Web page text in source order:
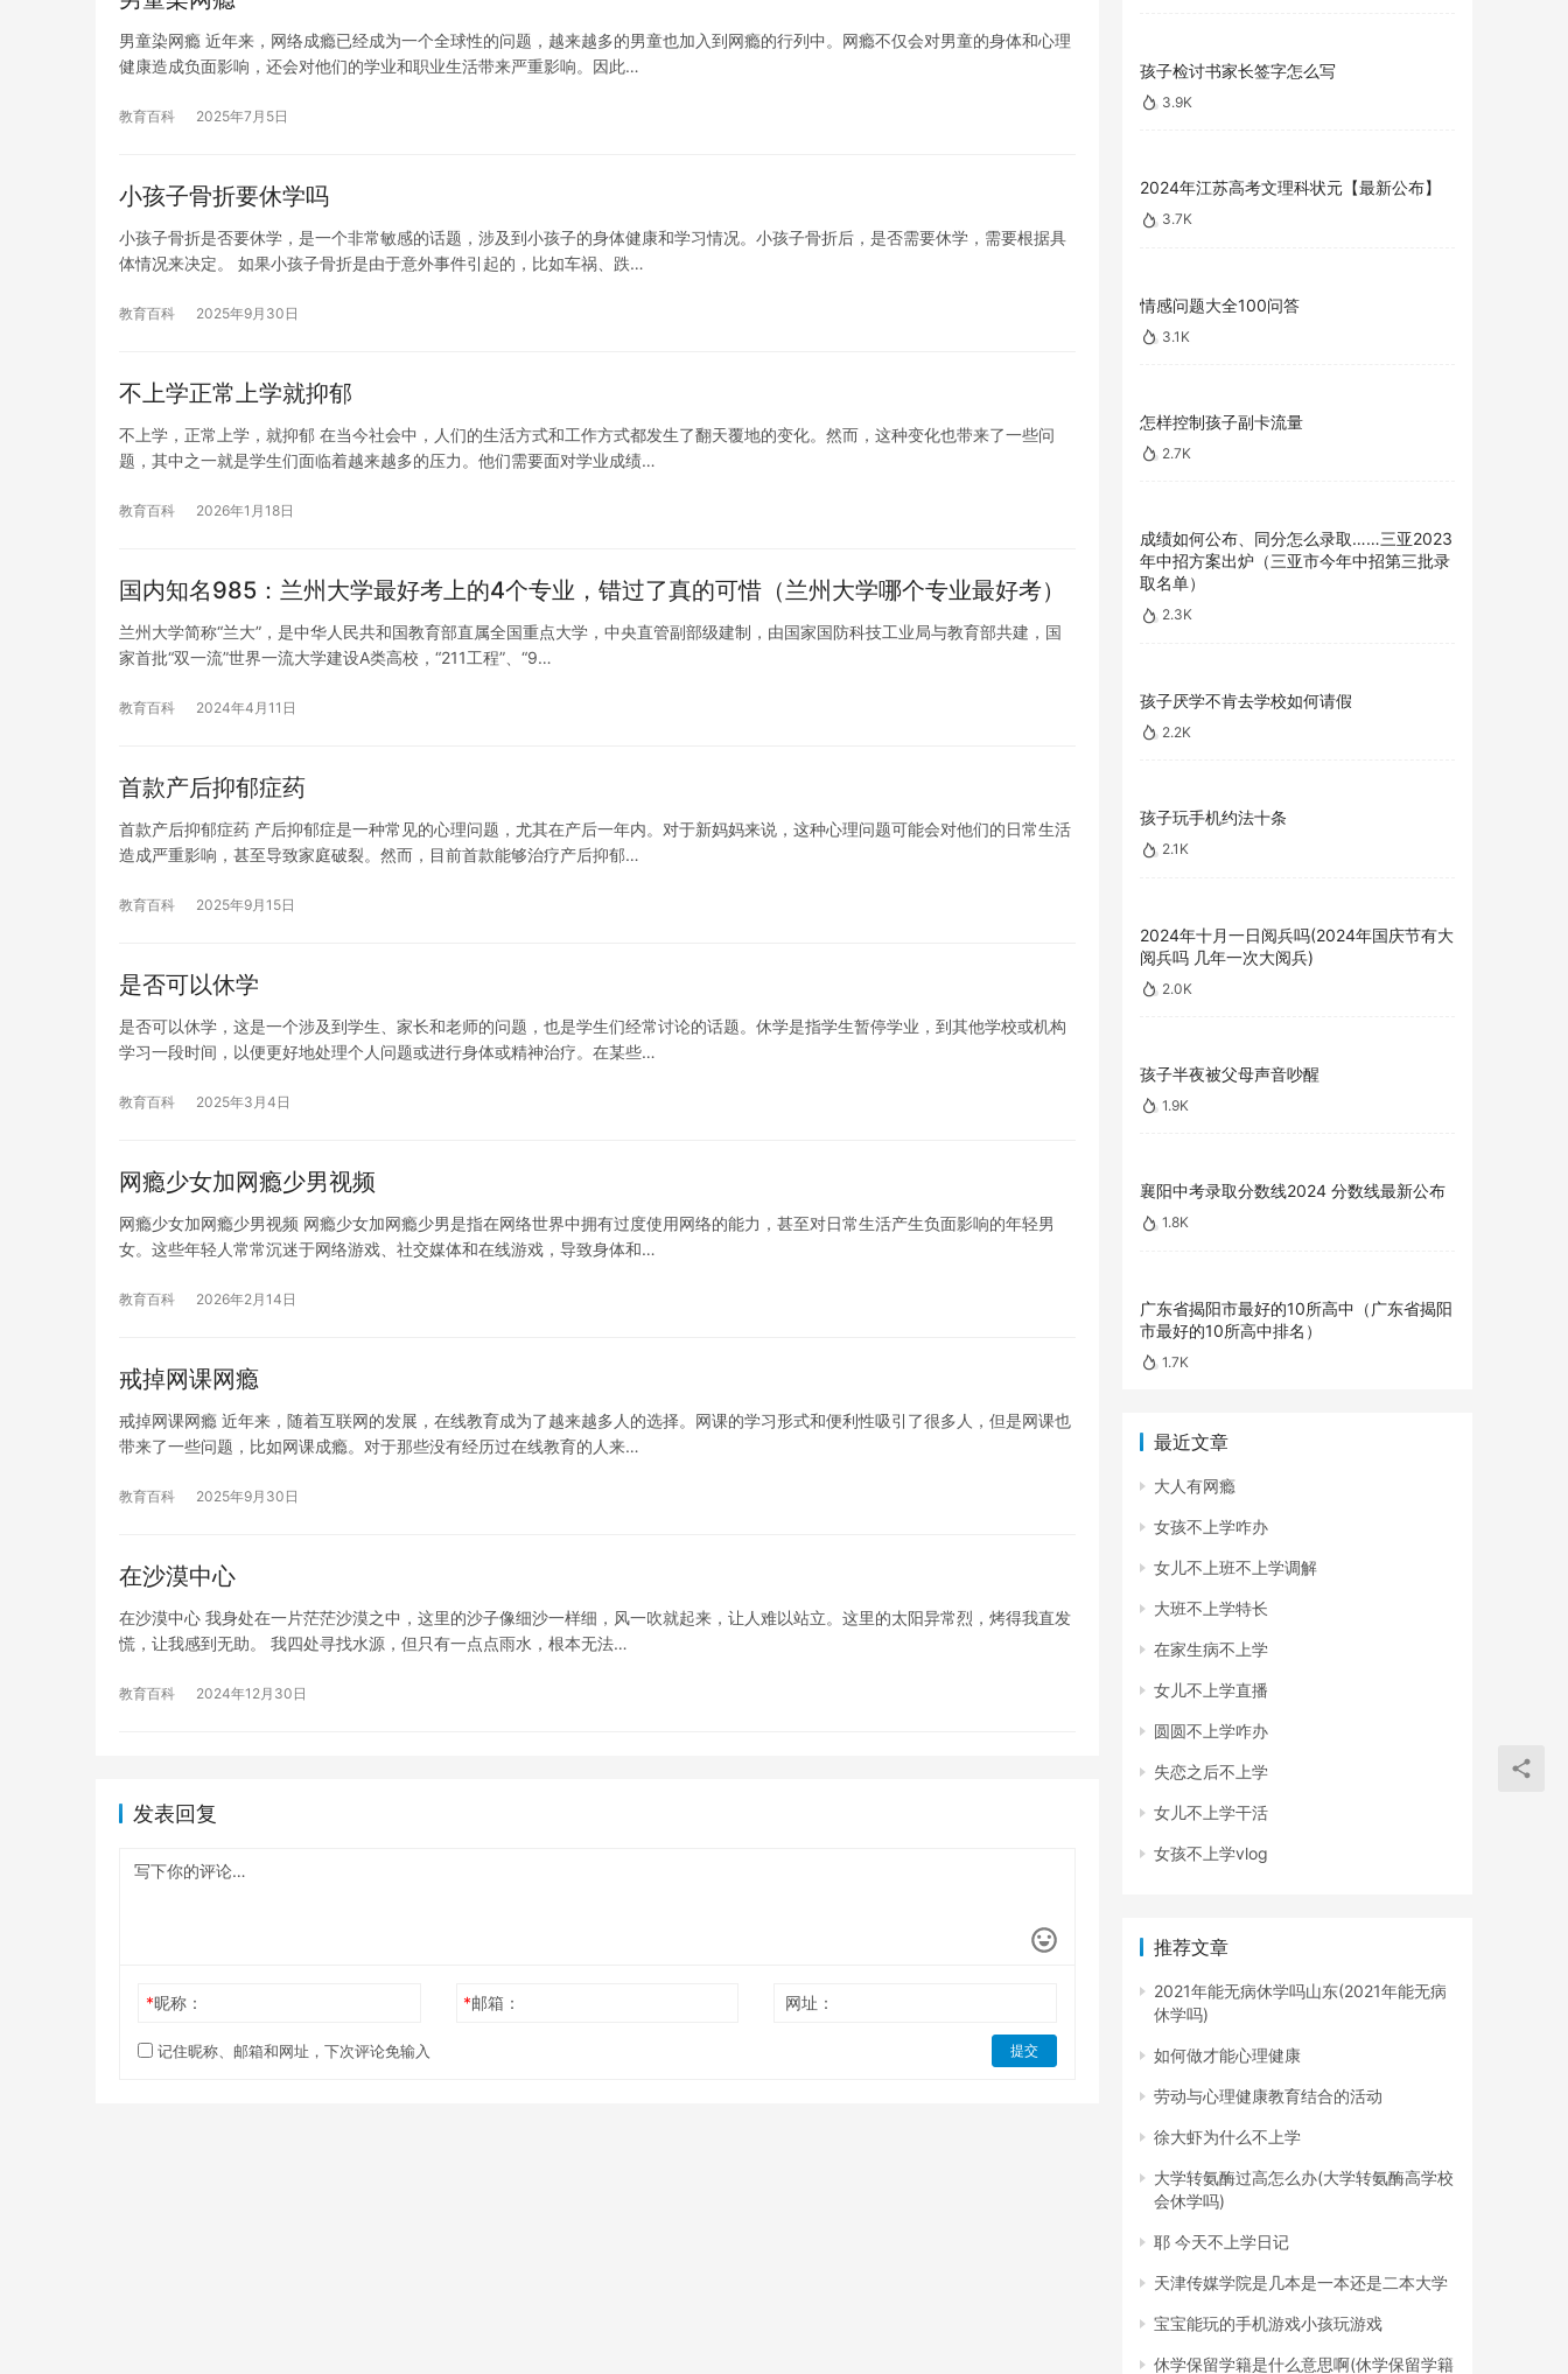
男童染网瘾 近年来，网络成瘾已经成为一个全球性的问题，越来越多的男童也加入到网瘾的行列中。网瘾不仅会对男童的身体和心理
健康造成负面影响，还会对他们的学业和职业生活带来严重影响。因此…
教育百科 2025年7月5日
小孩子骨折要休学吗
小孩子骨折是否要休学，是一个非常敏感的话题，涉及到小孩子的身体健康和学习情况。小孩子骨折后，是否需要休学，需要根据具
体情况来决定。 如果小孩子骨折是由于意外事件引起的，比如车祸、跌…
教育百科 2025年9月30日
不上学正常上学就抑郁
不上学，正常上学，就抑郁 在当今社会中，人们的生活方式和工作方式都发生了翻天覆地的变化。然而，这种变化也带来了一些问
题，其中之一就是学生们面临着越来越多的压力。他们需要面对学业成绩…
教育百科 2026年1月18日
国内知名985：兰州大学最好考上的4个专业，错过了真的可惜（兰州大学哪个专业最好考）
兰州大学简称“兰大”，是中华人民共和国教育部直属全国重点大学，中央直管副部级建制，由国家国防科技工业局与教育部共建，国
家首批“双一流”世界一流大学建设A类高校，“211工程”、“9…
教育百科 2024年4月11日
首款产后抑郁症药
首款产后抑郁症药 产后抑郁症是一种常见的心理问题，尤其在产后一年内。对于新妈妈来说，这种心理问题可能会对他们的日常生活
造成严重影响，甚至导致家庭破裂。然而，目前首款能够治疗产后抑郁…
教育百科 2025年9月15日
是否可以休学
是否可以休学，这是一个涉及到学生、家长和老师的问题，也是学生们经常讨论的话题。休学是指学生暂停学业，到其他学校或机构
学习一段时间，以便更好地处理个人问题或进行身体或精神治疗。在某些…
教育百科 2025年3月4日
网瘾少女加网瘾少男视频
网瘾少女加网瘾少男视频 网瘾少女加网瘾少男是指在网络世界中拥有过度使用网络的能力，甚至对日常生活产生负面影响的年轻男
女。这些年轻人常常沉迷于网络游戏、社交媒体和在线游戏，导致身体和…
教育百科 2026年2月14日
戒掉网课网瘾
戒掉网课网瘾 近年来，随着互联网的发展，在线教育成为了越来越多人的选择。网课的学习形式和便利性吸引了很多人，但是网课也
带来了一些问题，比如网课成瘾。对于那些没有经历过在线教育的人来…
教育百科 2025年9月30日
在沙漠中心
在沙漠中心 我身处在一片茫茫沙漠之中，这里的沙子像细沙一样细，风一吹就起来，让人难以站立。这里的太阳异常烈，烤得我直发
慌，让我感到无助。 我四处寻找水源，但只有一点点雨水，根本无法…
教育百科 2024年12月30日
发表回复
*昵称： *邮箱： 网址：
记住昵称、邮箱和网址，下次评论免输入 提交
孩子检讨书家长签字怎么写
3.9K
2024年江苏高考文理科状元【最新公布】
3.7K
情感问题大全100问答
3.1K
怎样控制孩子副卡流量
2.7K
成绩如何公布、同分怎么录取……三亚2023
年中招方案出炉（三亚市今年中招第三批录
取名单）
2.3K
孩子厌学不肯去学校如何请假
2.2K
孩子玩手机约法十条
2.1K
2024年十月一日阅兵吗(2024年国庆节有大
阅兵吗 几年一次大阅兵)
2.0K
孩子半夜被父母声音吵醒
1.9K
襄阳中考录取分数线2024 分数线最新公布
1.8K
广东省揭阳市最好的10所高中（广东省揭阳
市最好的10所高中排名）
1.7K
最近文章
大人有网瘾
女孩不上学咋办
女儿不上班不上学调解
大班不上学特长
在家生病不上学
女儿不上学直播
圆圆不上学咋办
失恋之后不上学
女儿不上学干活
女孩不上学vlog
推荐文章
2021年能无病休学吗山东(2021年能无病
休学吗)
如何做才能心理健康
劳动与心理健康教育结合的活动
徐大虾为什么不上学
大学转氨酶过高怎么办(大学转氨酶高学校
会休学吗)
耶 今天不上学日记
天津传媒学院是几本是一本还是二本大学
宝宝能玩的手机游戏小孩玩游戏
休学保留学籍是什么意思啊(休学保留学籍